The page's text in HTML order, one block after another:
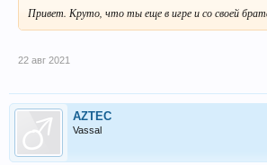
Привет. Круто, что ты еще в игре и со своей
22 авг 2021
AZTEC
Vassal